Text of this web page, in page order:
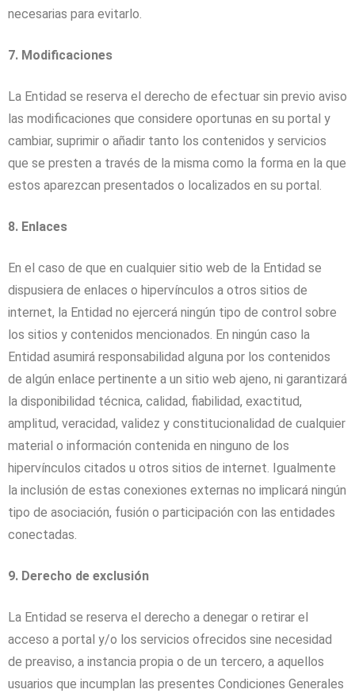
necesarias para evitarlo.
7. Modificaciones
La Entidad se reserva el derecho de efectuar sin previo aviso
las modificaciones que considere oportunas en su portal y
cambiar, suprimir o añadir tanto los contenidos y servicios
que se presten a través de la misma como la forma en la que
estos aparezcan presentados o localizados en su portal.
8. Enlaces
En el caso de que en cualquier sitio web de la Entidad se
dispusiera de enlaces o hipervínculos a otros sitios de
internet, la Entidad no ejercerá ningún tipo de control sobre
los sitios y contenidos mencionados. En ningún caso la
Entidad asumirá responsabilidad alguna por los contenidos
de algún enlace pertinente a un sitio web ajeno, ni garantizará
la disponibilidad técnica, calidad, fiabilidad, exactitud,
amplitud, veracidad, validez y constitucionalidad de cualquier
material o información contenida en ninguno de los
hipervínculos citados u otros sitios de internet. Igualmente
la inclusión de estas conexiones externas no implicará ningún
tipo de asociación, fusión o participación con las entidades
conectadas.
9. Derecho de exclusión
La Entidad se reserva el derecho a denegar o retirar el
acceso a portal y/o los servicios ofrecidos sine necesidad
de preaviso, a instancia propia o de un tercero, a aquellos
usuarios que incumplan las presentes Condiciones Generales